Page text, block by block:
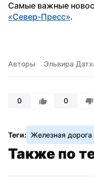
«Север-Пресс».
Авторы Эльвира
0 0
Теги: Железная дорога
Также по